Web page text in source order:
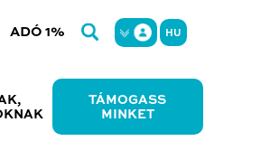
ADÓ 1% HU
TÁMOGASS
MINKET